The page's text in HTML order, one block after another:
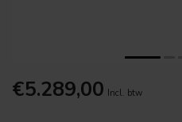
€5.289,00 Incl. btw